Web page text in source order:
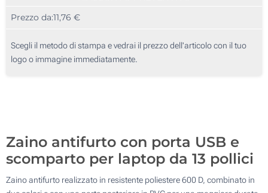
3 Colori (Davanti)
Transfer digitale full color (Davanti)
10
25
50
Prezzo da:11,76 €
Scegli il metodo di stampa e vedrai il prezzo dell'articolo con il tuo
logo o immagine immediatamente.
Zaino antifurto con porta USB e
scomparto per laptop da 13 pollici
Zaino antifurto realizzato in resistente poliestere 600 D, combinato in